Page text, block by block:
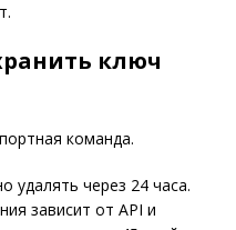
ключ
команда.
удалять через 24 часа.
зависит от API и